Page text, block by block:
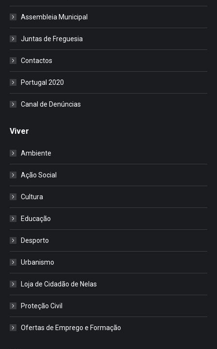
Assembleia Municipal
Juntas de Freguesia
Contactos
Portugal 2020
Canal de Denúncias
Viver
Ambiente
Ação Social
Cultura
Educação
Desporto
Urbanismo
Loja de Cidadão de Nelas
Proteção Civil
Ofertas de Emprego e Formação